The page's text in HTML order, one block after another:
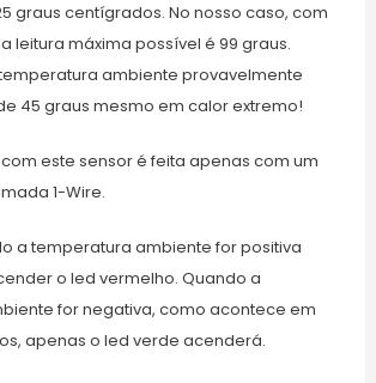
graus centígrados. No nosso caso, com
leitura máxima possível é 99 graus.
ambiente provavelmente
45 graus mesmo em calor extremo!
este sensor é feita apenas com um
1-Wire.
a temperatura ambiente for positiva
o led vermelho. Quando a
for negativa, como acontece em
apenas o led verde acenderá.